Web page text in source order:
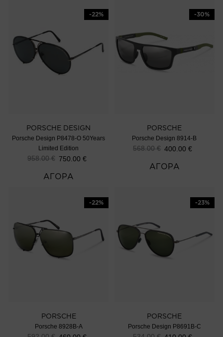
-22%
PORSCHE DESIGN
Porsche Design P8478-O 50Years
Limited Edition
958.00€ 750.00 €
ΑΓΟΡΑ
-30%
PORSCHE
Porsche Design 8914-B
568.00€ 400.00€
ΑΓΟΡΑ
-22%
PORSCHE
Porsche 8928B-A
-23%
PORSCHE
Porsche Design P8691B-C